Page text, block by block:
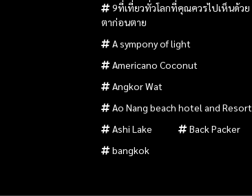
9ที่เที่ยวทั่วโลกที่คุณควรไปเห็นด้วย
ตาก่อนตาย
A sympony of light
Americano Coconut
Angkor Wat
Ao Nang beach hotel and Resort
Ashi Lake
Back Packer
bangkok